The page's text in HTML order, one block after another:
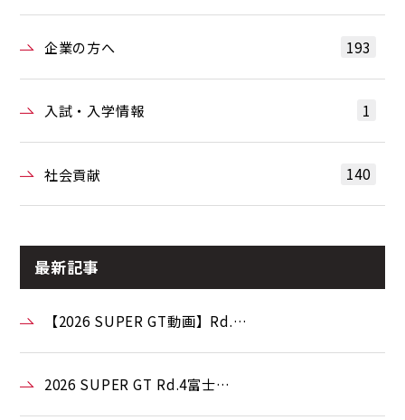
企業の方へ 193
入試・入学情報 1
社会貢献 140
最新記事
【2026 SUPER GT動画】Rd.…
2026 SUPER GT Rd.4富士…